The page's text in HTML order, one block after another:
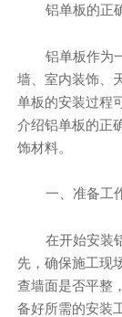
铝单板的正
铝单板作为
墙、室内装饰、
单板的安装过程
介绍铝单板的正
饰材料。
一、准备工
在开始安装
先，确保施工现
查墙面是否平整
备好所需的安装